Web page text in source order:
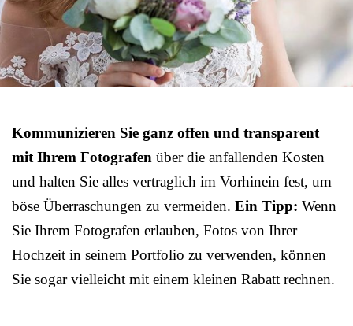
Kommunizieren Sie ganz offen und transparent
mit Ihrem Fotografen über die anfallenden Kosten
und halten Sie alles vertraglich im Vorhinein fest, um
böse Überraschungen zu vermeiden. Ein Tipp: Wenn
Sie Ihrem Fotografen erlauben, Fotos von Ihrer
Hochzeit in seinem Portfolio zu verwenden, können
Sie sogar vielleicht mit einem kleinen Rabatt rechnen.